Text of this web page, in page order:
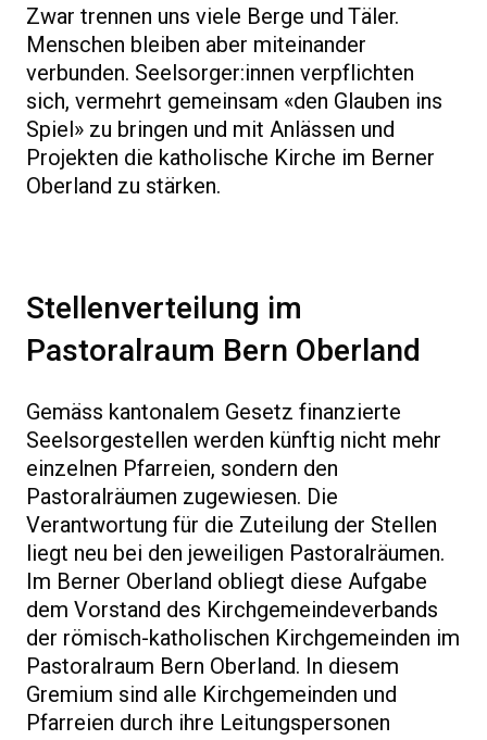
Zwar trennen uns viele Berge und Täler.
Menschen bleiben aber miteinander
verbunden. Seelsorger:innen verpflichten
sich, vermehrt gemeinsam «den Glauben ins
Spiel» zu bringen und mit Anlässen und
Projekten die katholische Kirche im Berner
Oberland zu stärken.
Stellenverteilung im
Pastoralraum Bern Oberland
Gemäss kantonalem Gesetz finanzierte
Seelsorgestellen werden künftig nicht mehr
einzelnen Pfarreien, sondern den
Pastoralräumen zugewiesen. Die
Verantwortung für die Zuteilung der Stellen
liegt neu bei den jeweiligen Pastoralräumen.
Im Berner Oberland obliegt diese Aufgabe
dem Vorstand des Kirchgemeindeverbands
der römisch-katholischen Kirchgemeinden im
Pastoralraum Bern Oberland. In diesem
Gremium sind alle Kirchgemeinden und
Pfarreien durch ihre Leitungspersonen